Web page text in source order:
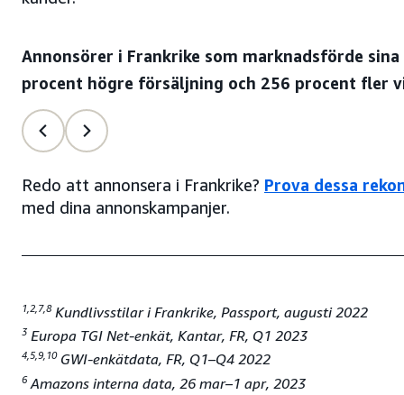
Annonsörer i Frankrike som marknadsförde
procent högre försäljning och 256 procent fler
Redo att annonsera i Frankrike? Prova dessa
med dina annonskampanjer.
1,2,7,8Kundlivsstilar i Frankrike, Passport, augusti 2022
3 Europa TGI Net-enkät, Kantar, FR, Q1 2023
4,5,9,10GWI-enkätdata, FR, Q1–Q4 2022
6Amazons interna data, 26 mar–1 apr, 2023